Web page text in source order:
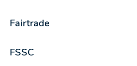
Fairtrade
FSSC